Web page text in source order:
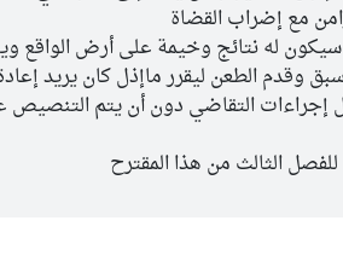
مع إضراب القضاة
له نتائج وخيمة على أرض الواقع
وقدم الطعن ليقرر ماإذل كان يريد
التقاضي دون أن يتم التنصيص
الثالث من هذا المقترح